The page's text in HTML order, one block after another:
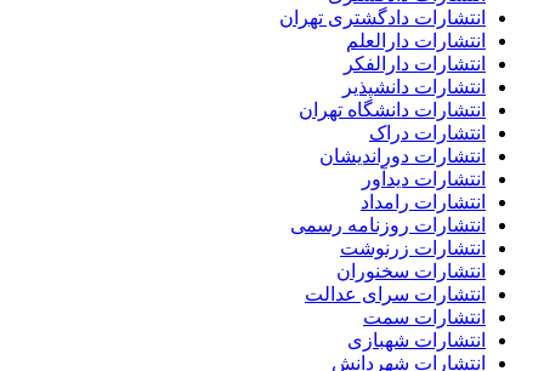
انتشارات دادگشتری تهران
انتشارات دارالعلم
انتشارات دارالفکر
انتشارات دانشپذیر
انتشارات دانشگاه تهران
انتشارات دراک
انتشارات دوراندیشان
انتشارات دیدآور
انتشارات رامداد
انتشارات روزنامه رسمی
انتشارات زرنوشت
انتشارات سخنوران
انتشارات سرای عدالت
انتشارات سمت
انتشارات شهبازی
انتشارات شهردانش